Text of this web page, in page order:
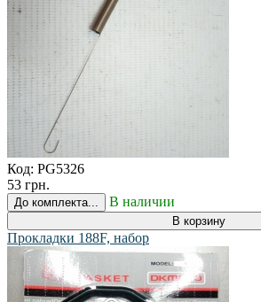
Код: PG5326
53 грн.
До комплекта... В наличии
В корзину
Прокладки 188F, набор